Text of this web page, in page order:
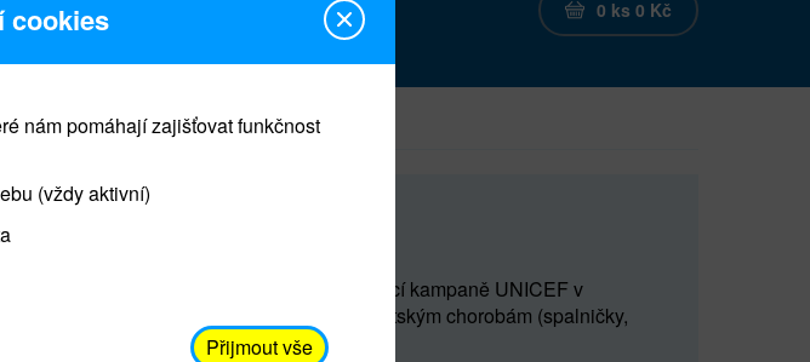
0 ks 0 Kč
a zachráníš dítě
jedno dítě, které bude v rámci očkovací kampaně UNICEF v
proočkováno proti šesti hlavním smrtelným dětským chorobám (spalničky,
tuberkulóza, dětská obrna).Číst dále
cookies
nám pomáhají zajišťovat funkčnost
(vždy aktivní)
Přijmout vše